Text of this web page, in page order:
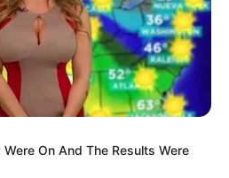
On And The Results Were